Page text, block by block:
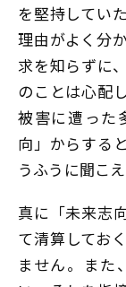
を堅持してい
理由がよく分
求を知らずに
のことは心配
被害に遭った
向」からする
うふうに聞こえ
真に「未来志
て清算してお
ません。また